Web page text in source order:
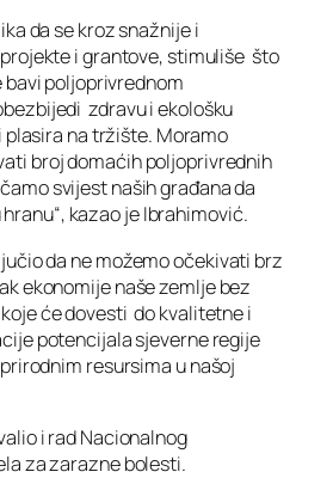
da se kroz snažnije i
i grantove, stimuliše što
bavi poljoprivrednom
zdravu i ekološku
plasira na tržište. Moramo
broj domaćih poljoprivrednih
svijest naših građana da
kazao je Ibrahimović.
da ne možemo očekivati brz
ekonomije naše zemlje bez
će dovesti do kvalitetne i
potencijala sjeverne regije
resursima u našoj
i rad Nacionalnog
za zarazne bolesti.